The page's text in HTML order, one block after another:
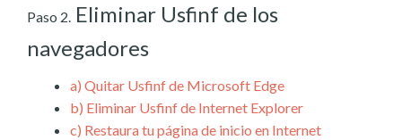
Paso 2. Eliminar Usfinf de los
navegadores
a) Quitar Usfinf de Microsoft Edge
b) Eliminar Usfinf de Internet Explorer
c) Restaura tu página de inicio en Internet